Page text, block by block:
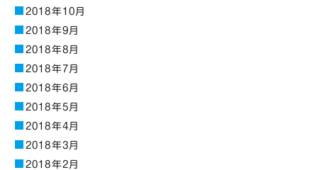
2018年10月
2018年9月
2018年8月
2018年7月
2018年6月
2018年5月
2018年4月
2018年3月
2018年2月